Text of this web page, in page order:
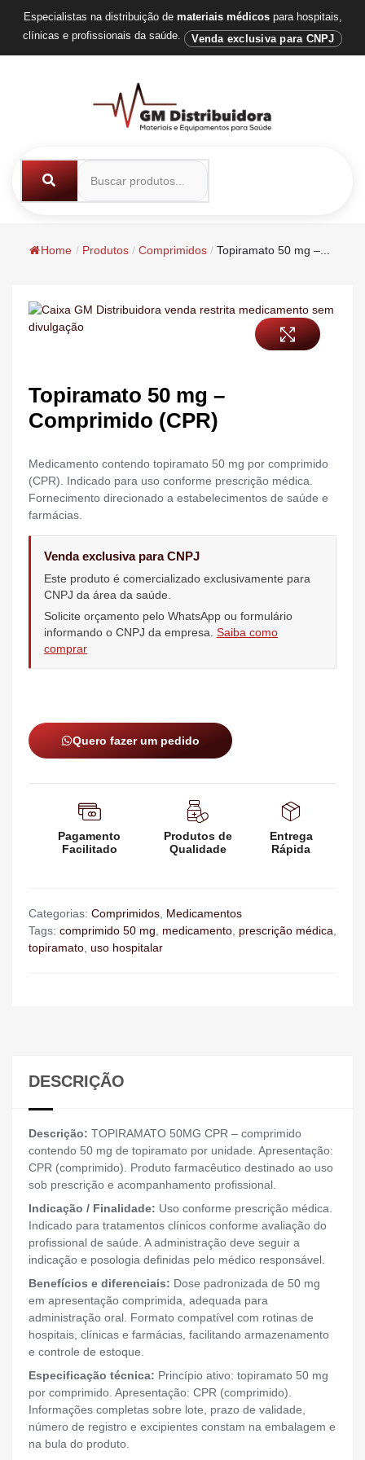
Especialistas na distribuição de materiais médicospara hospitais,
clínicas e profissionais da saúde.
Venda exclusiva para CNPJ
Home / Produtos / Comprimidos / Topiramato 50 mg –...
Topiramato 50 mg –
Comprimido (CPR)
Medicamento contendo topiramato 50 mg por comprimido
(CPR). Indicado para uso conforme prescrição médica.
Fornecimento direcionado a estabelecimentos de saúde e
farmácias.
Venda exclusiva para CNPJ
Este produto é comercializado exclusivamente para
CNPJ da área da saúde.
Solicite orçamento pelo WhatsApp ou formulário
informando o CNPJ da empresa. Saiba como
comprar
Quero fazer um pedido
Pagamento
Facilitado
Produtos de
Qualidade
Entrega
Rápida
Categorias: Comprimidos, Medicamentos
Tags: comprimido 50 mg, medicamento, prescrição médica,
topiramato, uso hospitalar
DESCRIÇÃO
Descrição: TOPIRAMATO 50MG CPR – comprimido
contendo 50 mg de topiramato por unidade. Apresentação:
CPR (comprimido). Produto farmacêutico destinado ao uso
sob prescrição e acompanhamento profissional.
Indicação / Finalidade: Uso conforme prescrição médica.
Indicado para tratamentos clínicos conforme avaliação do
profissional de saúde. A administração deve seguir a
indicação e posologia definidas pelo médico responsável.
Benefícios e diferenciais: Dose padronizada de 50 mg
em apresentação comprimida, adequada para
administração oral. Formato compatível com rotinas de
hospitais, clínicas e farmácias, facilitando armazenamento
e controle de estoque.
Especificação técnica: Princípio ativo: topiramato 50 mg
por comprimido. Apresentação: CPR (comprimido).
Informações completas sobre lote, prazo de validade,
número de registro e excipientes constam na embalagem e
na bula do produto.